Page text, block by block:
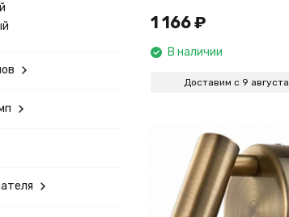
1 166₽
В наличии
Доставим с 9 августа